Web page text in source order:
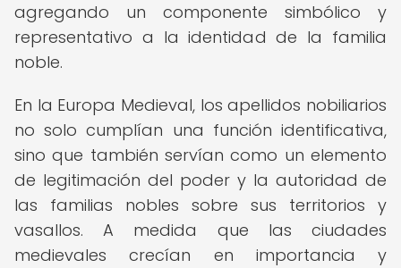
agregando un componente simbólico y
representativo a la identidad de la familia
noble.
En la Europa Medieval, los apellidos nobiliarios
no solo cumplían una función identificativa,
sino que también servían como un elemento
de legitimación del poder y la autoridad de
las familias nobles sobre sus territorios y
vasallos. A medida que las ciudades
medievales crecían en importancia y